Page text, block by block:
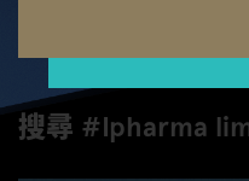
搜尋 #Ipharma